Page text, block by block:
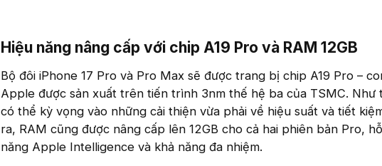
Hiệu năng nâng cấp với chip A19 Pro và RAM 12GB​
Bộ đôi iPhone 17 Pro và Pro Max sẽ được trang bị chip A19 Pro –
Apple được sản xuất trên tiến trình 3nm thế hệ ba của TSMC. Như
có thể kỳ vọng vào những cải thiện vừa phải về hiệu suất và tiết
ra, RAM cũng được nâng cấp lên 12GB cho cả hai phiên bản Pro,
năng Apple Intelligence và khả năng đa nhiệm.